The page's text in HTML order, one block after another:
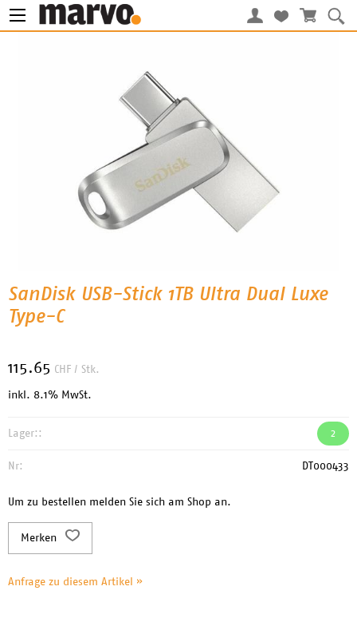
SanDisk USB-Stick 1TB Ultra Dual Luxe
Type-C
115.65 CHF / Stk.
inkl. 8.1% MwSt.
Lager:: 2
Nr: DT000433
Um zu bestellen melden Sie sich am Shop an.
Merken
Anfrage zu diesem Artikel »